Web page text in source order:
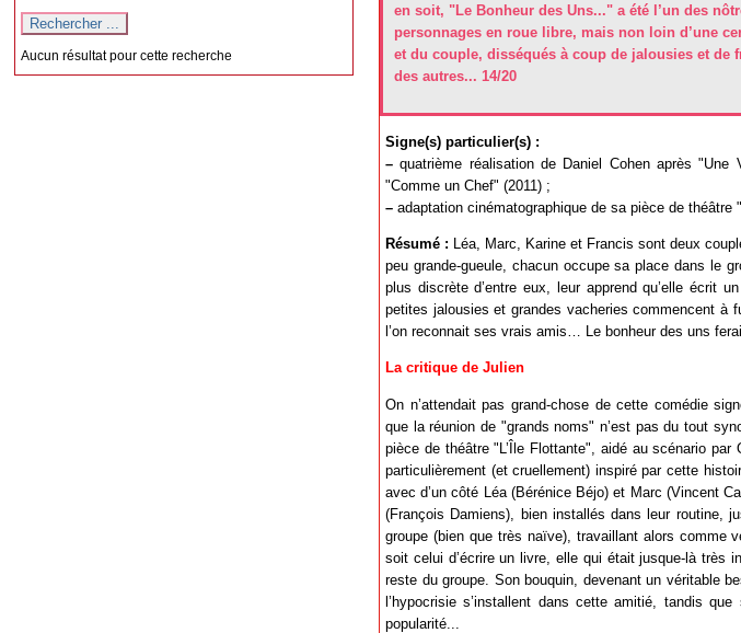
en soit, "Le Bonheur des Uns..." a été l’un des
personnages en roue libre, mais non loin d’une
et du couple, disséqués à coup de jalousies et de
des autres... 14/20
Signe(s) particulier(s) :
– quatrième réalisation de Daniel Cohen après
"Comme un Chef" (2011) ;
– adaptation cinématographique de sa pièce de théâtre
Résumé : Léa, Marc, Karine et Francis sont deux
peu grande-gueule, chacun occupe sa place dans le
plus discrète d’entre eux, leur apprend qu’elle écrit
petites jalousies et grandes vacheries commencent à
l’on reconnait ses vrais amis… Le bonheur des uns
La critique de Julien
On n’attendait pas grand-chose de cette comédie
que la réunion de "grands noms" n’est pas du tout
pièce de théâtre "L’Île Flottante", aidé au scénario
particulièrement (et cruellement) inspiré par cette
avec d’un côté Léa (Bérénice Béjo) et Marc (Vincent
(François Damiens), bien installés dans leur routine,
groupe (bien que très naïve), travaillant alors comme
soit celui d’écrire un livre, elle qui était jusque-là très
reste du groupe. Son bouquin, devenant un véritable
l’hypocrisie s’installent dans cette amitié, tandis
popularité...
Aucun résultat pour cette recherche